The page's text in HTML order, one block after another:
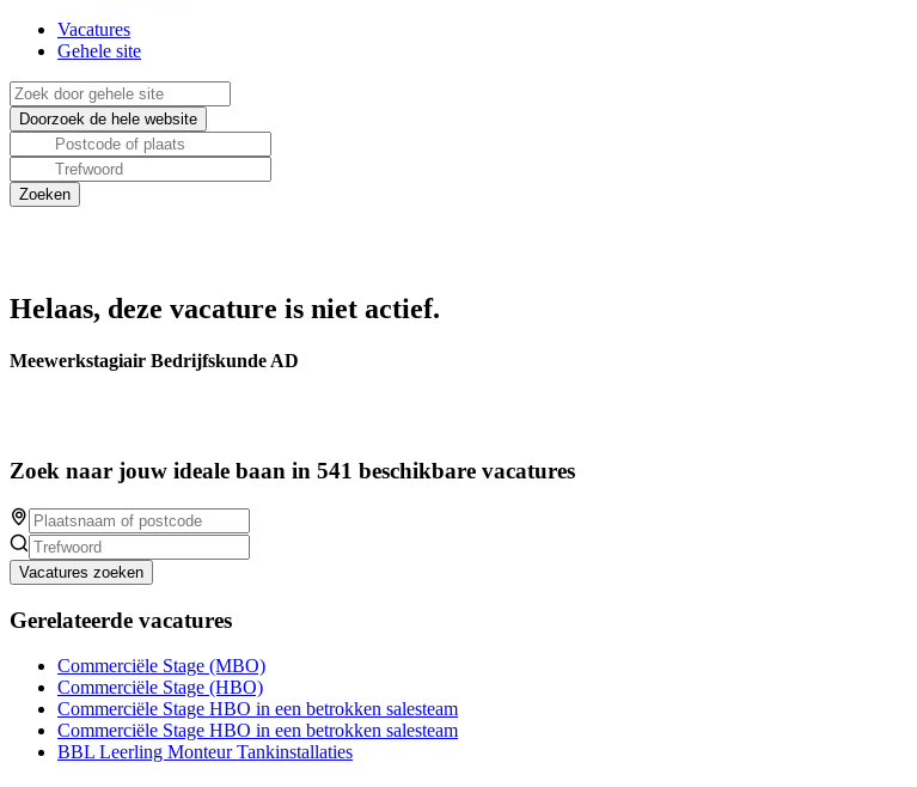
Vacatures
Gehele site
Helaas, deze vacature is niet actief.
Meewerkstagiair Bedrijfskunde AD
Zoek naar jouw ideale baan in 541 beschikbare vacatures
Vacatures zoeken
Gerelateerde vacatures
Commerciële Stage (MBO)
Commerciële Stage (HBO)
Commerciële Stage HBO in een betrokken salesteam
Commerciële Stage HBO in een betrokken salesteam
BBL Leerling Monteur Tankinstallaties